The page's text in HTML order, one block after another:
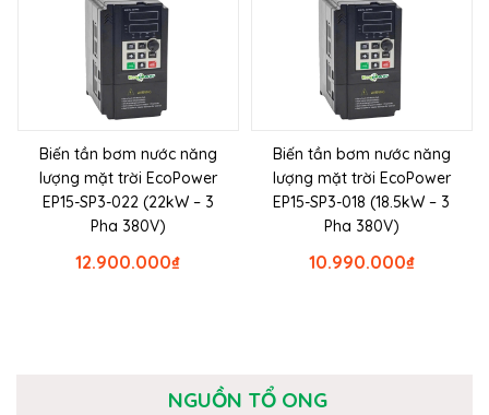
Biến tần bơm nước năng
lượng mặt trời EcoPower
EP15-SP3-022 (22kW – 3
Pha 380V)
₫
12.900.000
Biến tần bơm nước năng
lượng mặt trời EcoPower
EP15-SP3-018 (18.5kW – 3
Pha 380V)
₫
10.990.000
NGUỒN TỔ ONG